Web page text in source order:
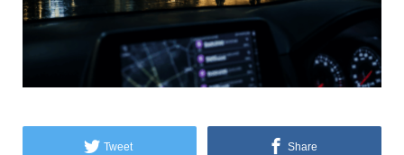
Tweet Share